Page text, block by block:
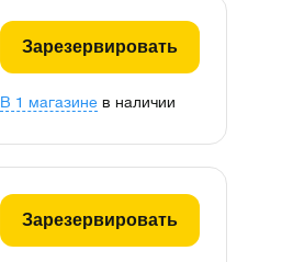
Зарезервировать
В 1 магазине в наличии
Зарезервировать